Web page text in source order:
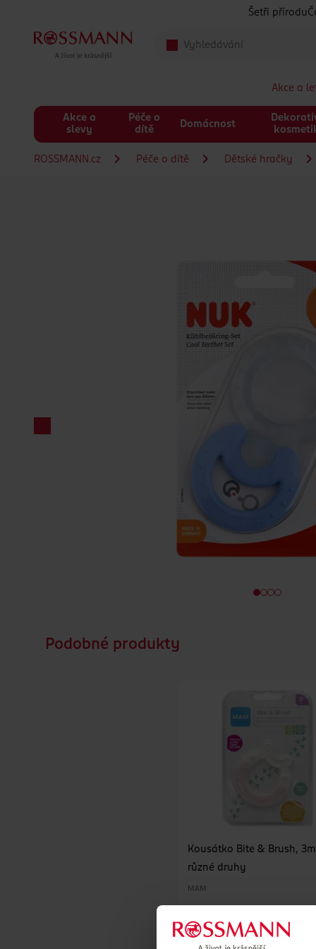
Šetři přírodu
Akce a
Akce a
slevy
Péče o
dítě
Domácnost
ROSSMANN.cz Péče o dítě Dětské hračky
Podobné produkty
Kousátko Bite & Brush,
různé druhy
MAM
DO KOŠÍKU